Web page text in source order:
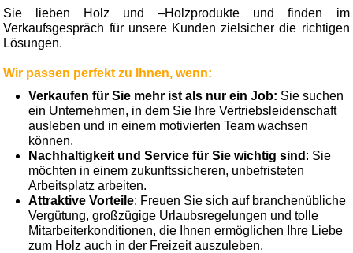
Sie lieben Holz und –Holzprodukte und finden im
Verkaufsgespräch für unsere Kunden zielsicher die richtigen
Lösungen.
Wir passen perfekt zu Ihnen, wenn:
Verkaufen für Sie mehr ist als nur ein Job: Sie suchen
ein Unternehmen, in dem Sie Ihre Vertriebsleidenschaft
ausleben und in einem motivierten Team wachsen
können.
Nachhaltigkeit und Service für Sie wichtig sind : Sie
möchten in einem zukunftssicheren, unbefristeten
Arbeitsplatz arbeiten.
Attraktive Vorteile: Freuen Sie sich auf branchenübliche
Vergütung, großzügige Urlaubsregelungen und tolle
Mitarbeiterkonditionen, die Ihnen ermöglichen Ihre Liebe
zum Holz auch in der Freizeit auszuleben.